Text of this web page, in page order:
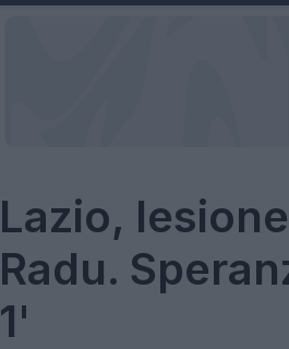
Lazio,
Radu.
1'